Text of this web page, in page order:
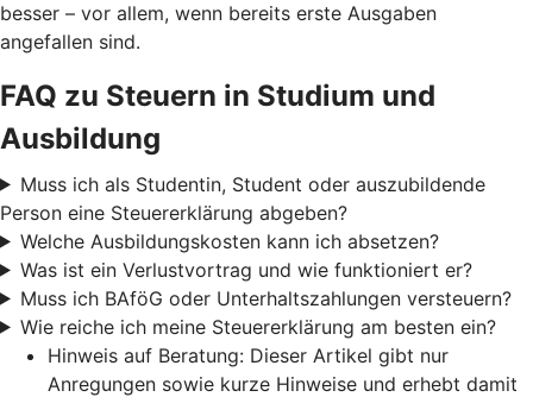
besser – vor allem, wenn bereits erste Ausgaben
angefallen sind.
FAQ zu Steuern in Studium und
Ausbildung
Muss ich als Studentin, Student oder auszubildende
Person eine Steuererklärung abgeben?
Welche Ausbildungskosten kann ich absetzen?
Was ist ein Verlustvortrag und wie funktioniert er?
Muss ich BAföG oder Unterhaltszahlungen versteuern?
Wie reiche ich meine Steuererklärung am besten ein?
Hinweis auf Beratung: Dieser Artikel gibt nur
Anregungen sowie kurze Hinweise und erhebt damit